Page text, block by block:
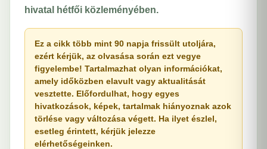
hivatal hétfői közleményében.
Ez a cikk több mint 90 napja frissült utoljára,
ezért kérjük, az olvasása során ezt vegye
figyelembe! Tartalmazhat olyan információkat,
amely időközben elavult vagy aktualitását
vesztette. Előfordulhat, hogy egyes
hivatkozások, képek, tartalmak hiányoznak azok
törlése vagy változása végett. Ha ilyet észlel,
esetleg érintett, kérjük jelezze
elérhetőségeinken.